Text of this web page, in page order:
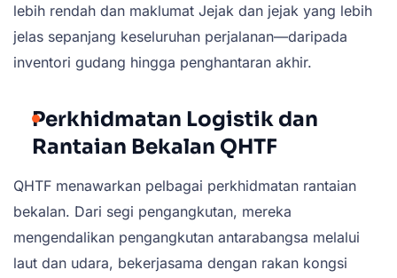
lebih rendah dan maklumat Jejak dan jejak yang lebih
jelas sepanjang keseluruhan perjalanan—daripada
inventori gudang hingga penghantaran akhir.
Perkhidmatan Logistik dan
Rantaian Bekalan QHTF
QHTF menawarkan pelbagai perkhidmatan rantaian
bekalan. Dari segi pengangkutan, mereka
mengendalikan pengangkutan antarabangsa melalui
laut dan udara, bekerjasama dengan rakan kongsi